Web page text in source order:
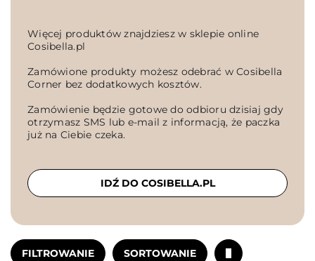
FILTROWANIE SORTOWANIE
Więcej produktów znajdziesz w sklepie online
Cosibella.pl
Zamówione produkty możesz odebrać w Cosibella
Corner bez dodatkowych kosztów.
Zamówienie będzie gotowe do odbioru dzisiaj gdy
otrzymasz SMS lub e-mail z informacją, że paczka
już na Ciebie czeka.
IDŹ DO COSIBELLA.PL